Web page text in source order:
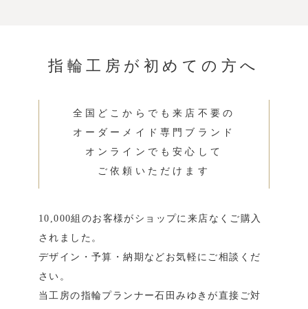
指輪工房が初めての方へ
全国どこからでも来店不要の
オーダーメイド専門ブランド
オンラインでも安心して
ご依頼いただけます
10,000組のお客様がショップに来店なくご購入
されました。
デザイン・予算・納期などお気軽にご相談くだ
さい。
当工房の指輪プランナー石田みゆきが直接ご対